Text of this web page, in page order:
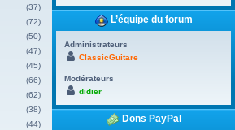
(37)
(72)
(50)
(47)
(45)
(66)
(62)
(38)
(44)
L’équipe du forum
Administrateurs
ClassicGuitare
Modérateurs
didier
Dons PayPal